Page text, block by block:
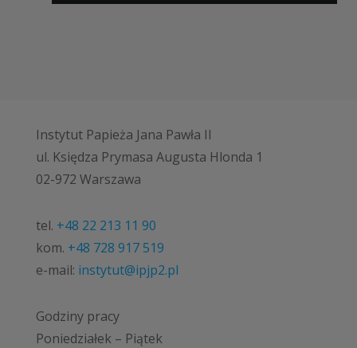
Instytut Papieża Jana Pawła II
ul. Księdza Prymasa Augusta Hlonda 1
02-972 Warszawa
tel. +48 22 213 11 90
kom. +48 728 917 519
e-mail: instytut@ipjp2.pl
Godziny pracy
Poniedziałek – Piątek